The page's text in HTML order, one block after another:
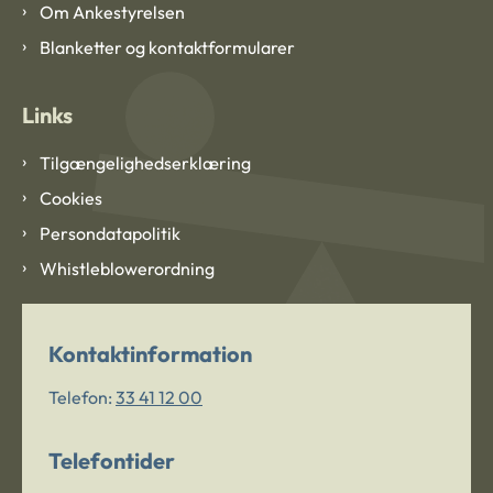
Om Ankestyrelsen
Blanketter og kontaktformularer
Links
Tilgængelighedserklæring
Cookies
Persondatapolitik
Whistleblowerordning
Kontaktinformation
Telefon: 33 41 12 00
Telefontider